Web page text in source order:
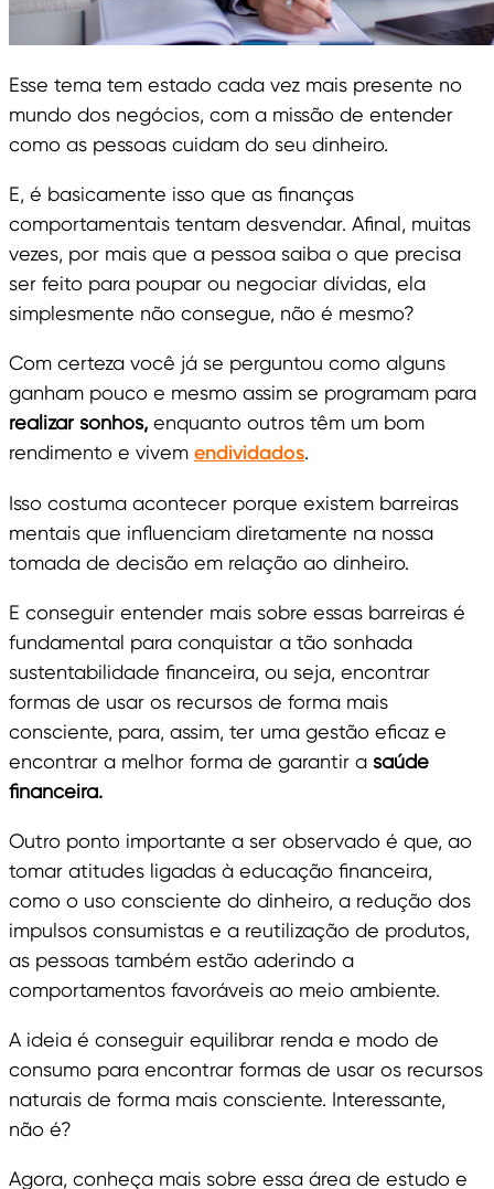
Esse tema tem estado cada vez mais presente no
mundo dos negócios, com a missão de entender
como as pessoas cuidam do seu dinheiro.
E, é basicamente isso que as finanças
comportamentais tentam desvendar. Afinal, muitas
vezes, por mais que a pessoa saiba o que precisa
ser feito para poupar ou negociar dívidas, ela
simplesmente não consegue, não é mesmo?
Com certeza você já se perguntou como alguns
ganham pouco e mesmo assim se programam para
realizar sonhos, enquanto outros têm um bom
rendimento e vivem endividados.
Isso costuma acontecer porque existem barreiras
mentais que influenciam diretamente na nossa
tomada de decisão em relação ao dinheiro.
E conseguir entender mais sobre essas barreiras é
fundamental para conquistar a tão sonhada
sustentabilidade financeira, ou seja, encontrar
formas de usar os recursos de forma mais
consciente, para, assim, ter uma gestão eficaz e
encontrar a melhor forma de garantir a saúde
financeira.
Outro ponto importante a ser observado é que, ao
tomar atitudes ligadas à educação financeira,
como o uso consciente do dinheiro, a redução dos
impulsos consumistas e a reutilização de produtos,
as pessoas também estão aderindo a
comportamentos favoráveis ao meio ambiente.
A ideia é conseguir equilibrar renda e modo de
consumo para encontrar formas de usar os recursos
naturais de forma mais consciente. Interessante,
não é?
Agora, conheça mais sobre essa área de estudo e